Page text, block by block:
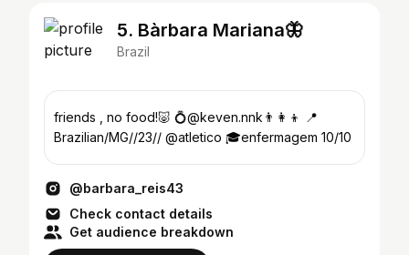
5. Bàrbara Mariana🦋
Brazil
friends , no food!🐷 💍@keven.nnk👨‍👩‍👦 📍
Brazilian/MG//23// @atletico 🎓enfermagem 10/10
@barbara_reis43
Check contact details
Get audience breakdown